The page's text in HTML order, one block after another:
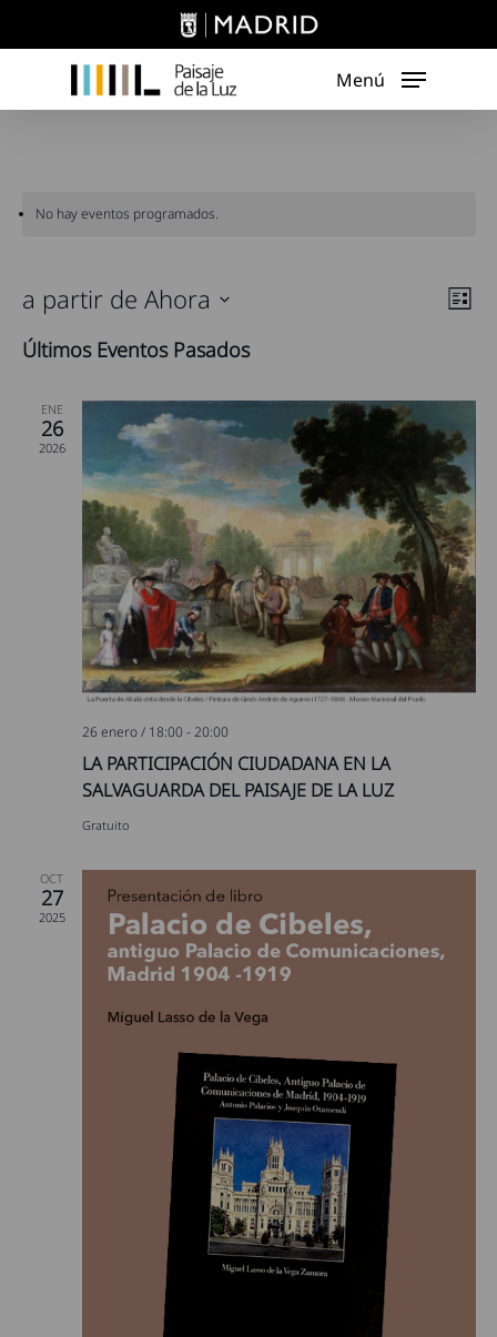
Menú
No hay eventos programados.
Lista
a partir de Ahora
fecha.
Últimos Eventos Pasados
ENE
26
2026
26 enero / 18:00-20:00
LA PARTICIPACIÓN CIUDADANA EN LA
SALVAGUARDA DEL PAISAJE DE LA LUZ
Gratuito
OCT
27
2025